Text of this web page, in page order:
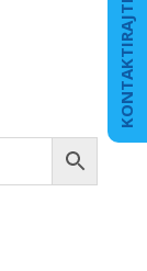
KONTAKTIRAJTE NAS